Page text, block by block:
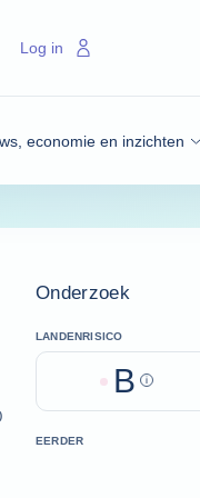
economie en inzichten
Log in
Onderzoek
LANDENRISICO
B Help
EERDER